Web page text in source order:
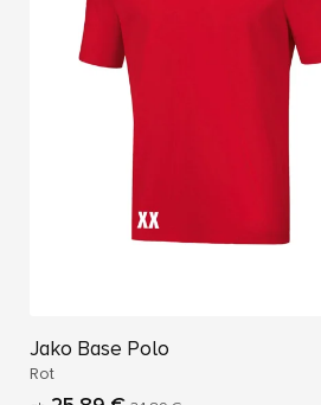
Jako Base Polo
Rot